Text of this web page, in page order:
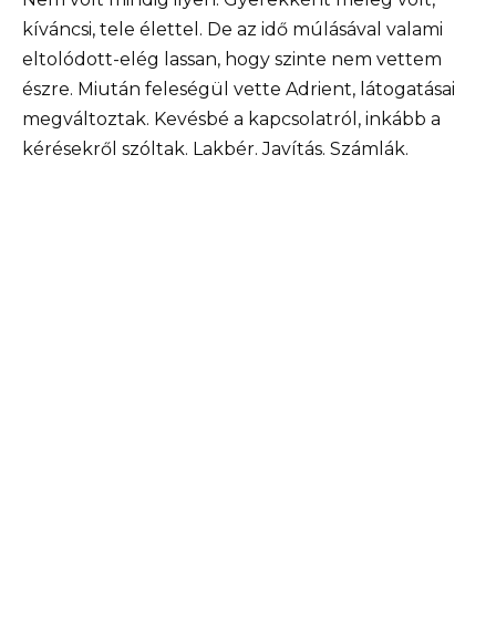
kíváncsi, tele élettel. De az idő múlásával valami
eltolódott-elég lassan, hogy szinte nem vettem
észre. Miután feleségül vette Adrient, látogatásai
megváltoztak. Kevésbé a kapcsolatról, inkább a
kérésekről szóltak. Lakbér. Javítás. Számlák.